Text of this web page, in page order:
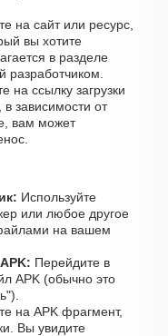
на сайт или ресурс,
вы хотите
в разделе
разработчиком.
на ссылку загрузки
зависимости от
вам может
Используйте
или любое другое
на вашем
Перейдите в
APK (обычно это
на APK фрагмент,
Вы увидите